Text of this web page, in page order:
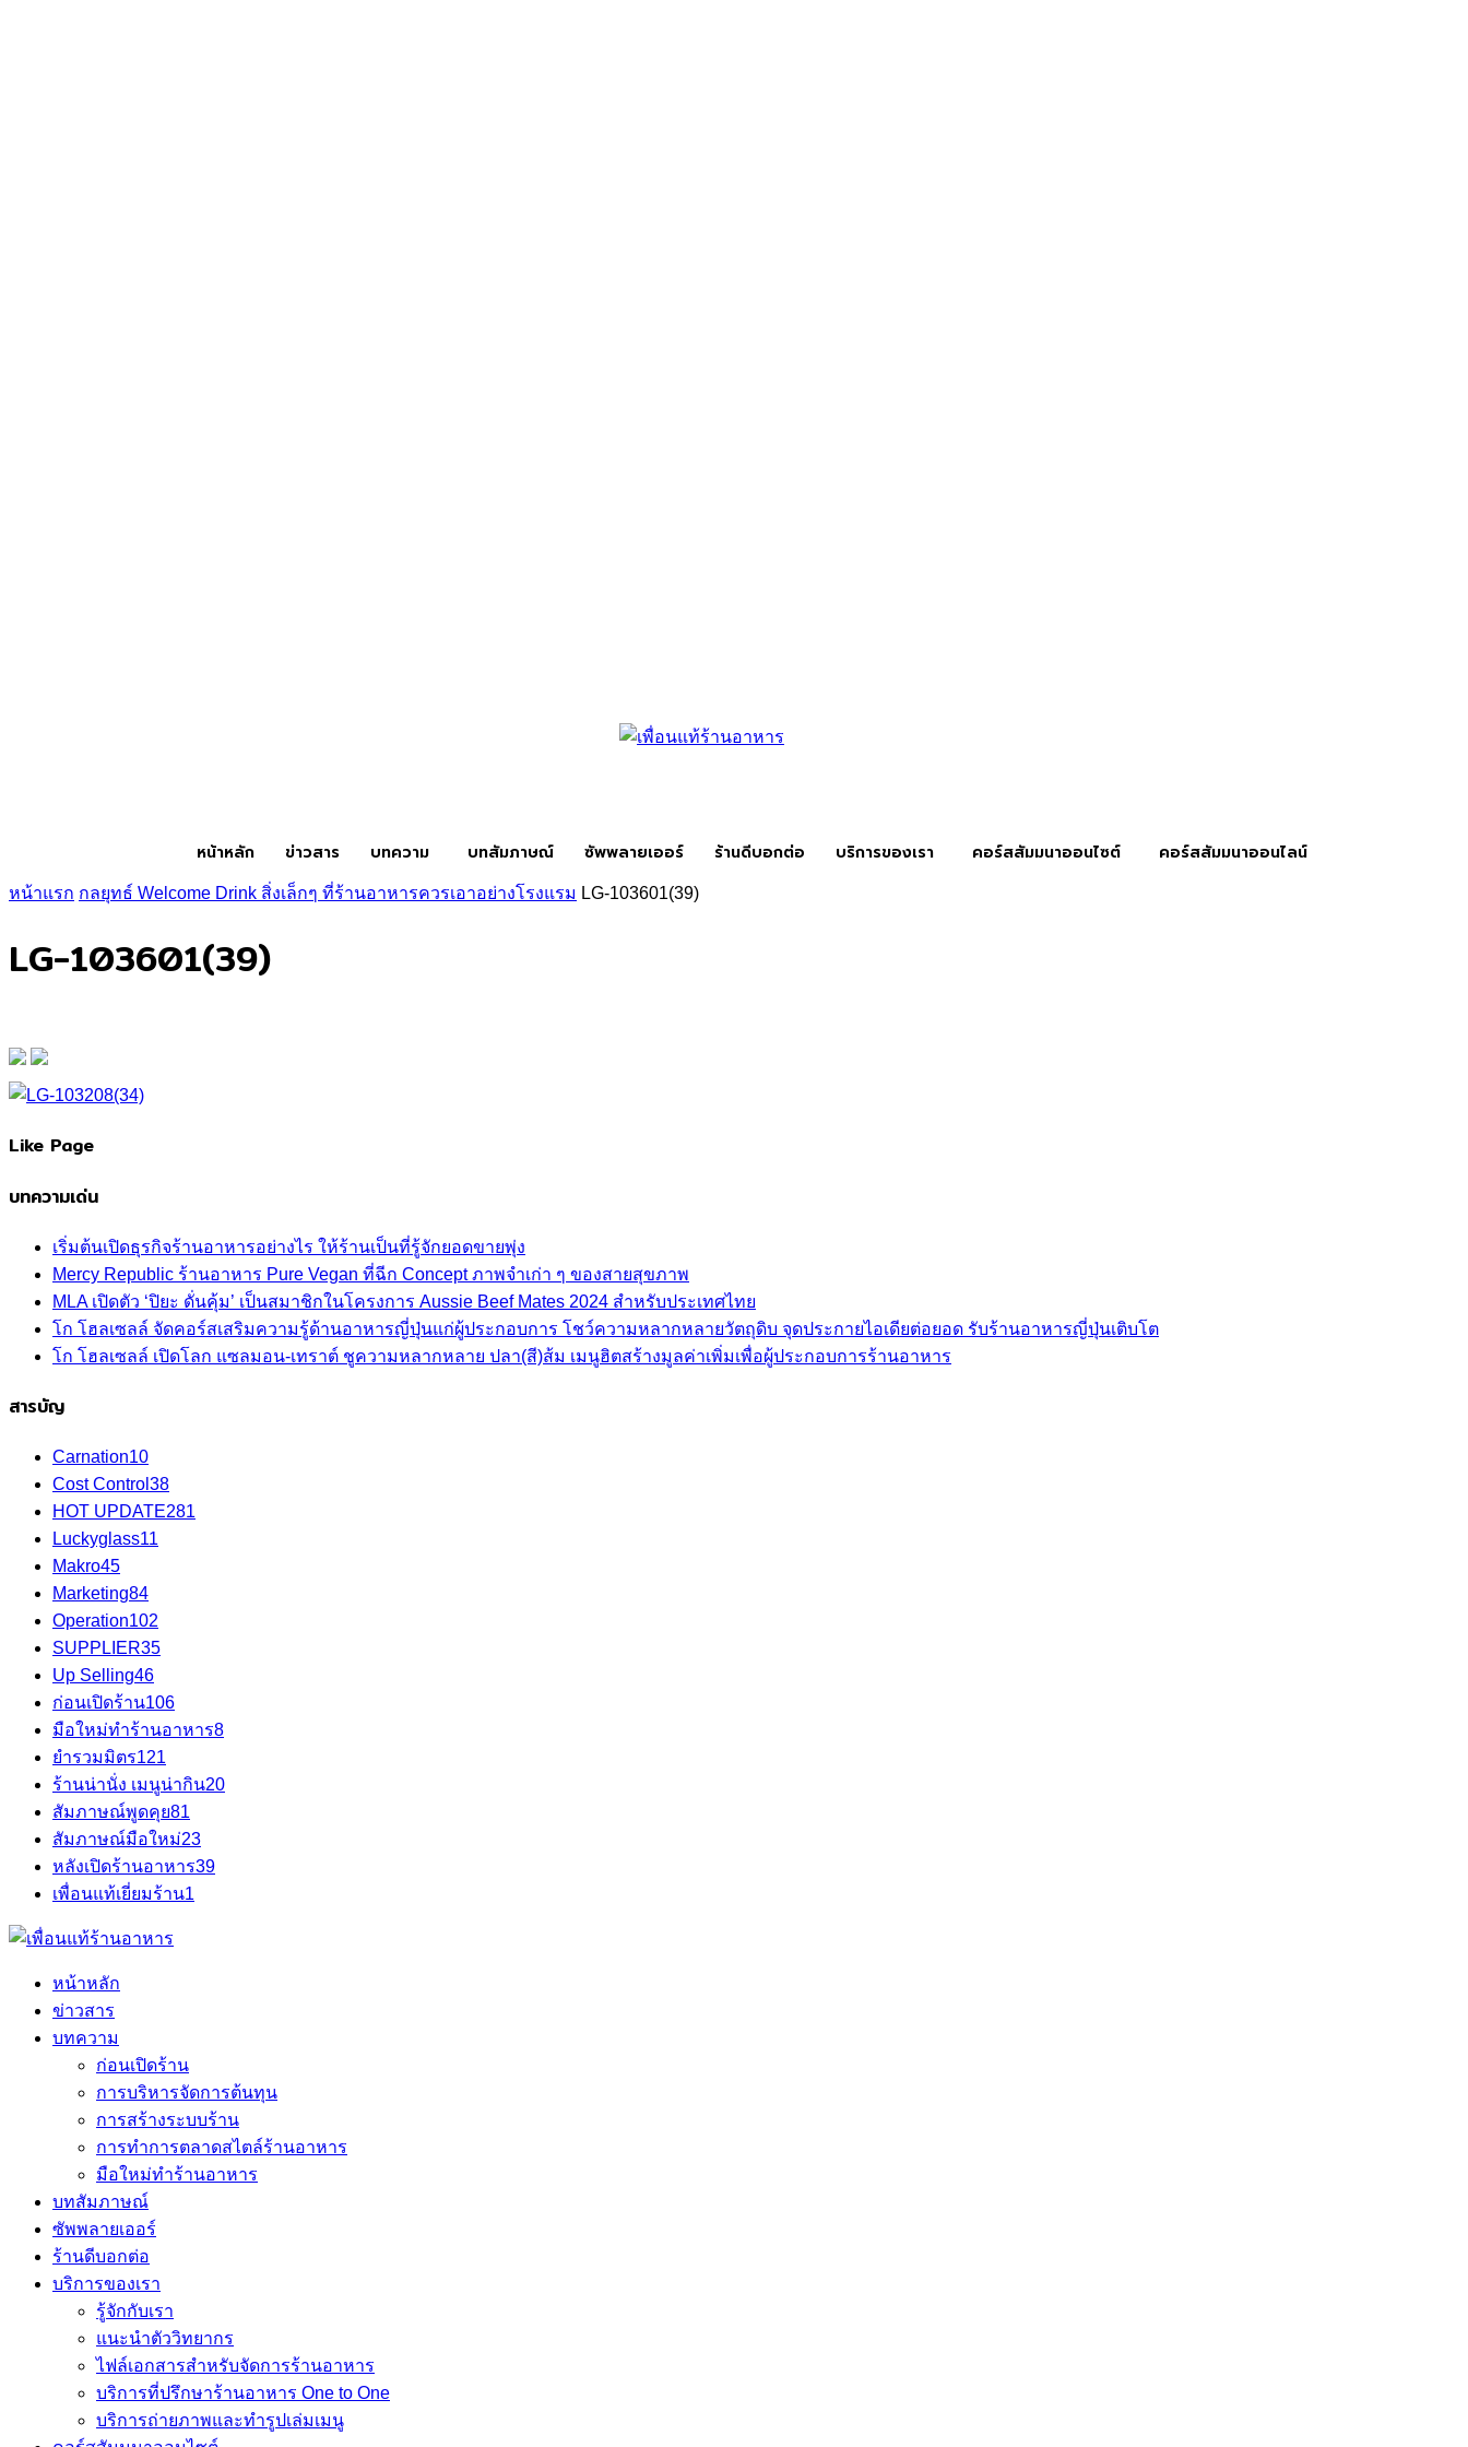
หน้าหลัก ข่าวสาร บทความ บทสัมภาษณ์ ซัพพลายเออร์ ร้านดีบอกต่อ บริการของเรา คอร์สสัมมนาออนไซต์ คอร์สสัมมนาออนไลน์
หน้าแรก กลยุทธ์ Welcome Drink สิ่งเล็กๆ ที่ร้านอาหารควรเอาอย่างโรงแรม LG-103601(39)
LG-103601(39)
Like Page
บทความเด่น
เริ่มต้นเปิดธุรกิจร้านอาหารอย่างไร ให้ร้านเป็นที่รู้จักยอดขายพุ่ง
Mercy Republic ร้านอาหาร Pure Vegan ที่ฉีก Concept ภาพจำเก่า ๆ ของสายสุขภาพ
MLA เปิดตัว ‘ปิยะ ดั่นคุ้ม’ เป็นสมาชิกในโครงการ Aussie Beef Mates 2024 สำหรับประเทศไทย
โก โฮลเซลล์ จัดคอร์สเสริมความรู้ด้านอาหารญี่ปุ่นแก่ผู้ประกอบการ โชว์ความหลากหลายวัตถุดิบ จุดประกายไอเดียต่อยอด รับร้านอาหารญี่ปุ่นเติบโต
โก โฮลเซลล์ เปิดโลก แซลมอน-เทราต์ ชูความหลากหลาย ปลา(สี)ส้ม เมนูฮิตสร้างมูลค่าเพิ่มเพื่อผู้ประกอบการร้านอาหาร
สารบัญ
Carnation10
Cost Control 38
HOT UPDATE281
Luckyglass11
Makro45
Marketing84
Operation102
SUPPLIER35
Up Selling46
ก่อนเปิดร้าน106
มือใหม่ทำร้านอาหาร8
ยำรวมมิตร121
ร้านน่านั่ง เมนูน่ากิน20
สัมภาษณ์พูดคุย81
สัมภาษณ์มือใหม่23
หลังเปิดร้านอาหาร39
เพื่อนแท้เยี่ยมร้าน1
หน้าหลัก
ข่าวสาร
บทความ
ก่อนเปิดร้าน
การบริหารจัดการต้นทุน
การสร้างระบบร้าน
การทำการตลาดสไตล์ร้านอาหาร
มือใหม่ทำร้านอาหาร
บทสัมภาษณ์
ซัพพลายเออร์
ร้านดีบอกต่อ
บริการของเรา
รู้จักกับเรา
แนะนำตัววิทยากร
ไฟล์เอกสารสำหรับจัดการร้านอาหาร
บริการที่ปรึกษาร้านอาหาร One to One
บริการถ่ายภาพและทำรูปเล่มเมนู